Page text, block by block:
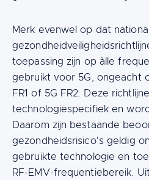
Merk evenwel op dat
toepassing zijn op àlle
gebruikt voor 5G, ongeacht
FR1 of 5G FR2. Deze
technologiespecifiek en
Daarom zijn bestaande
gezondheidsrisico's geldig
gebruikte technologie en
RF-EMV-frequentiebereik.